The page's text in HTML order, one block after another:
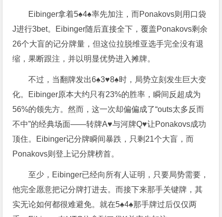
Eibinger拿着5♠4♠率先加注，而Ponakovs则用口袋
J进行3bet。Eibinger随后直接全下，覆盖Ponakovs剩余
26个大盲的记分牌量，但这位拉脱维亚选手完全没有退
缩，果断跟注，并以明显优势进入摊牌。
不过，当翻牌发出6♠3♥8♠时，局势立刻发生巨大变
化。Eibinger原本大约只有23%的胜率，瞬间反超成为
56%的领先方。然而，这一次却偏偏成了“outs太多反而
不中”的经典场面——转牌A♥与河牌Q♥让Ponakovs成功
顶住。Eibinger记分牌瞬间暴跌，只剩21个大盲，而
Ponakovs则登上记分牌榜首。
至少，Eibinger已经向所有人证明，只要局势需要，
他完全愿意把记分牌打进去。而接下来那手关键牌，其
实无论如何都很难避免。就在5♠4♠那手牌过后仅仅两